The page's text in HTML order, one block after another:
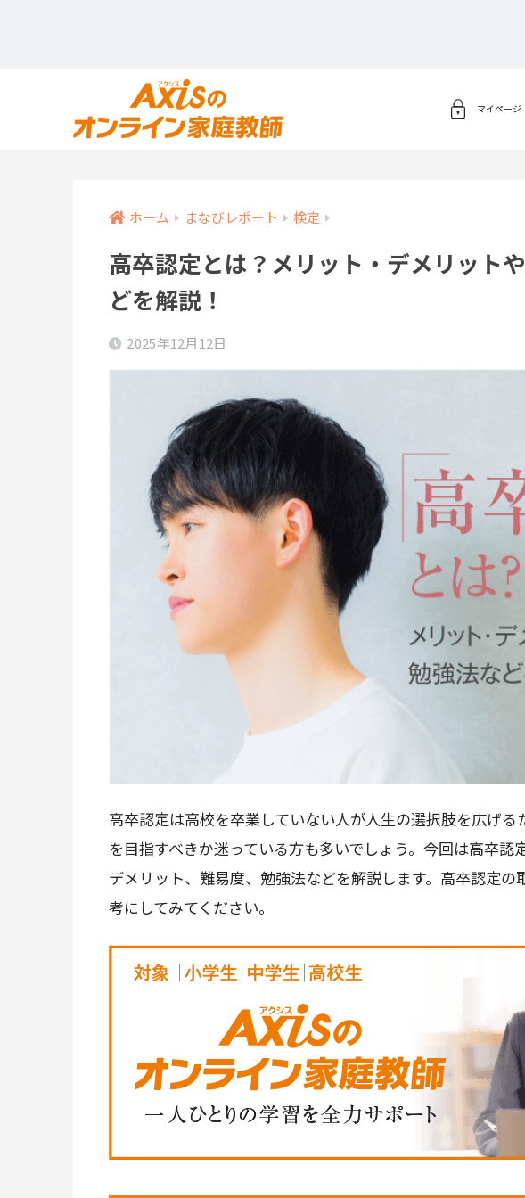
マイページ
ホーム まなびレポート 検定
高卒認定とは？メリット・デメリット
どを解説！
2025年12月12日
高卒認定は高校を卒業していない人が人生の選択肢を広げる
を目指すべきか迷っている方も多いでしょう。今回は高卒認
デメリット、難易度、勉強法などを解説します。高卒認定
考にしてみてください。